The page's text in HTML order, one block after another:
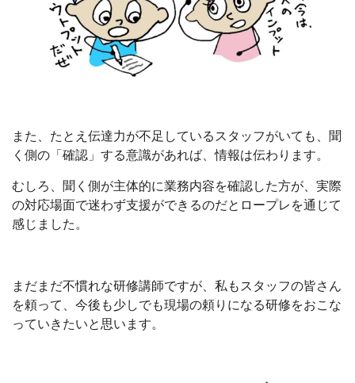
また、たとえ伝達力が不足しているスタッフがいても、聞
く側の「確認」する意識があれば、情報は伝わります。
むしろ、聞く側が主体的に業務内容を確認した方が、実際
の対応場面で迷わず支援ができるのだとロープレを通じて
感じました。
まだまだ不慣れな研修講師ですが、私もスタッフの皆さん
を頼って、今後も少しでも現場の頼りになる研修をおこな
っていきたいと思います。